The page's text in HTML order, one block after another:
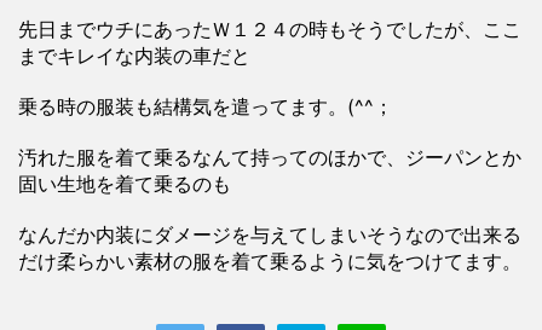
先日までウチにあったＷ１２４の時もそうでしたが、ここ
までキレイな内装の車だと
乗る時の服装も結構気を遣ってます。(^^；
汚れた服を着て乗るなんて持ってのほかで、ジーパンとか
固い生地を着て乗るのも
なんだか内装にダメージを与えてしまいそうなので出来る
だけ柔らかい素材の服を着て乗るように気をつけてます。